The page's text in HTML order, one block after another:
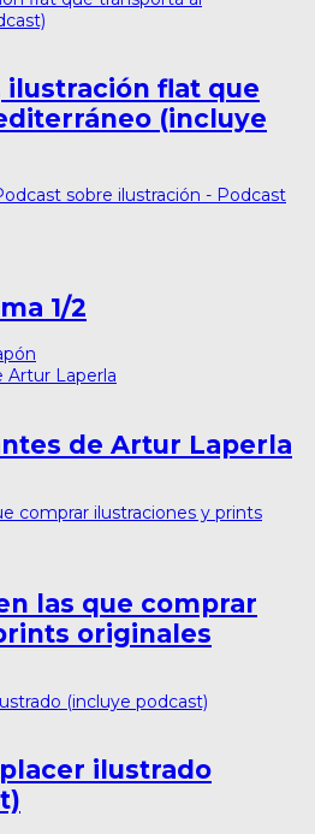
ilustración flat que
(incluye
sobre ilustración - Podcast
1/2
de Artur Laperla
las que comprar
originales
ilustrado